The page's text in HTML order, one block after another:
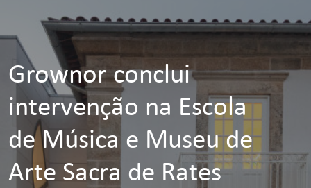
Grownor conclui
intervenção na Escola
de Música e Museu de
Arte Sacra de Rates